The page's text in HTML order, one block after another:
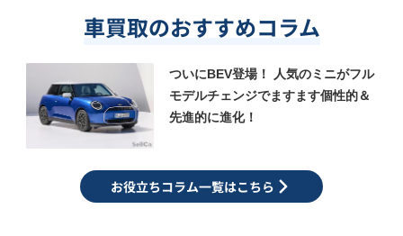
車買取のおすすめコラム
ついにBEV登場！ 人気のミニがフル
モデルチェンジでますます個性的＆
先進的に進化！
お役立ちコラム一覧はこちら